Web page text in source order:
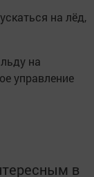
на лёд,
на
управление
в